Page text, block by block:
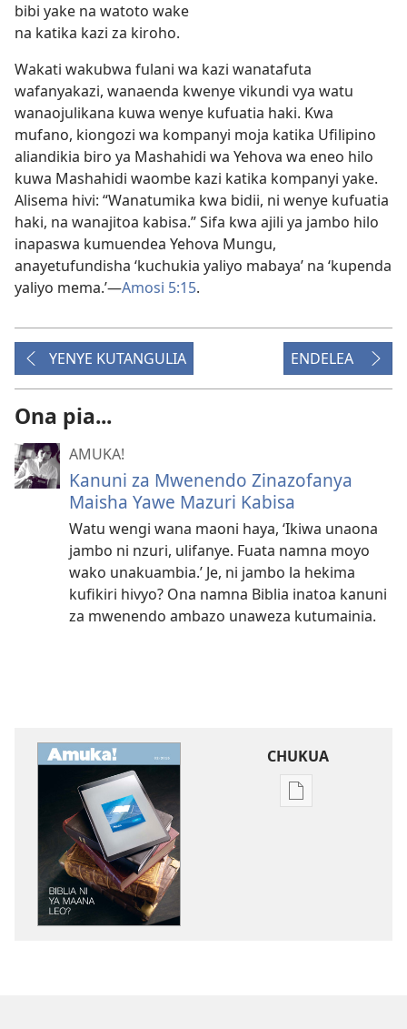
bibi yake na watoto wake
na katika kazi za kiroho.
Wakati wakubwa fulani wa kazi wanatafuta
wafanyakazi, wanaenda kwenye vikundi vya watu
wanaojulikana kuwa wenye kufuatia haki. Kwa
mufano, kiongozi wa kompanyi moja katika Ufilipino
aliandikia biro ya Mashahidi wa Yehova wa eneo hilo
kuwa Mashahidi waombe kazi katika kompanyi yake.
Alisema hivi: “Wanatumika kwa bidii, ni wenye kufuatia
haki, na wanajitoa kabisa.” Sifa kwa ajili ya jambo hilo
inapaswa kumuendea Yehova Mungu,
anayetufundisha ‘kuchukia yaliyo mabaya’ na ‘kupenda
yaliyo mema.’—Amosi 5:15.
YENYE KUTANGULIA ENDELEA
Ona pia...
AMUKA!
Kanuni za Mwenendo Zinazofanya
Maisha Yawe Mazuri Kabisa
Watu wengi wana maoni haya, ‘Ikiwa unaona
jambo ni nzuri, ulifanye. Fuata namna moyo
wako unakuambia.’ Je, ni jambo la hekima
kufikiri hivyo? Ona namna Biblia inatoa kanuni
za mwenendo ambazo unaweza kutumainia.
CHUKUA
Njia